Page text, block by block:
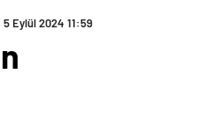
Eylül 2024 11:59